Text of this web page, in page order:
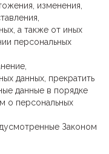
изменения,
а также от иных
персональных
данных, прекратить
данные в порядке
о персональных
Законом